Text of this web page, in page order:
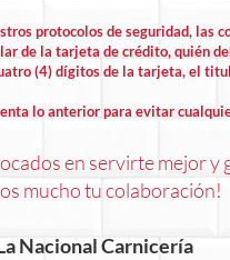
protocolos de seguridad, las
de la tarjeta de crédito, quién
(4) dígitos de la tarjeta, el
lo anterior para evitar
en servirte mejor y
mucho tu colaboración!
Nacional Carnicería